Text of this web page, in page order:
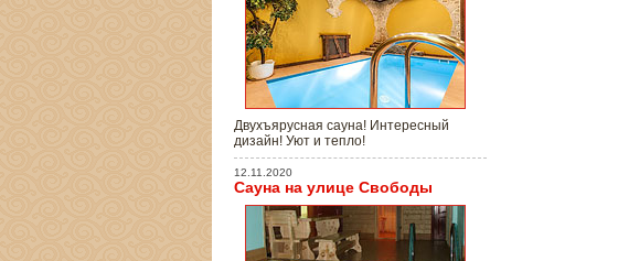
Двухъярусная сауна! Интересный
дизайн! Уют и тепло!
12.11.2020
Сауна на улице Свободы